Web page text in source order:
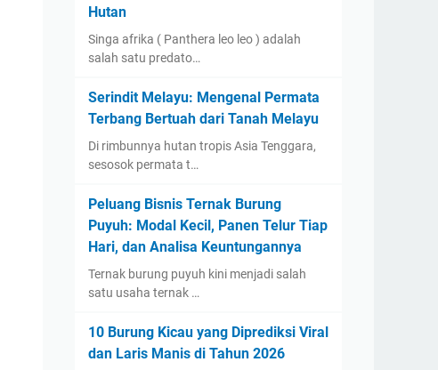
Hutan
Singa afrika ( Panthera leo leo ) adalah
salah satu predato…
Serindit Melayu: Mengenal Permata
Terbang Bertuah dari Tanah Melayu
Di rimbunnya hutan tropis Asia Tenggara,
sesosok permata t…
Peluang Bisnis Ternak Burung
Puyuh: Modal Kecil, Panen Telur Tiap
Hari, dan Analisa Keuntungannya
Ternak burung puyuh kini menjadi salah
satu usaha ternak …
10 Burung Kicau yang Diprediksi Viral
dan Laris Manis di Tahun 2026